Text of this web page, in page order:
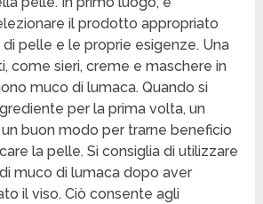
il prodotto appropriato
pelle e le proprie esigenze. Una
come sieri, creme e maschere in
muco di lumaca. Quando si
per la prima volta, un
buon modo per trarne beneficio
la pelle. Si consiglia di utilizzare
muco di lumaca dopo aver
il viso. Ciò consente agli